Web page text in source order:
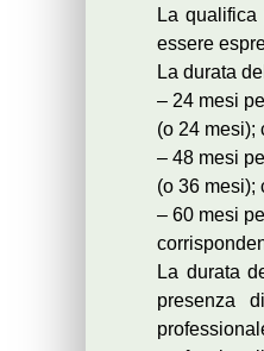
La
essere
La durata
– 24 mesi
(o 24 mesi);
– 48 mesi
(o 36 mesi);
– 60 mesi
La durata
presenza